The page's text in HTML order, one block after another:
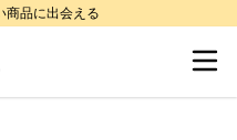
商品に出会える